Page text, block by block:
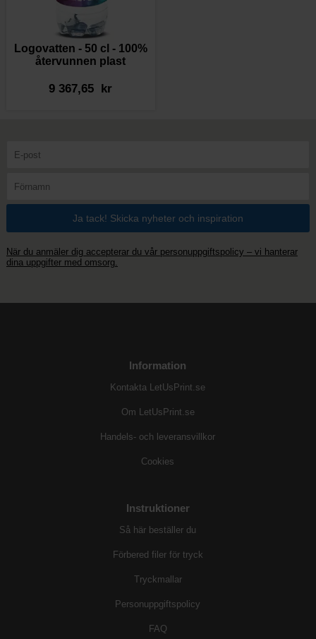
Logovatten - 50 cl - 100%
återvunnen plast
9 367,65 kr
När du anmäler dig accepterar du vår personuppgiftspolicy – vi hanterar
dina uppgifter med omsorg.
Information
Kontakta LetUsPrint.se
Om LetUsPrint.se
Handels- och leveransvillkor
Cookies
Instruktioner
Så här beställer du
Förbered filer för tryck
Tryckmallar
Personuppgiftspolicy
FAQ